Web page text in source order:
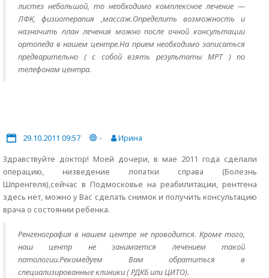
листез небольшой, то необходимо комплексное лечение —
ЛФК, физиотерапия ,массаж.Определить возможность и
назначить план лечения можно после очной консультации
ортопеда в нашем центре.На прием необходимо записаться
предварительно ( с собой взять результаты МРТ ) по
телефонам центра.
29.10.2011 09:57 -
Ирина
Здравствуйте доктор! Моей дочери, в мае 2011 года сделали
операцию, низведение лопатки справа (Болезнь
Шпренгеля),сейчас в Подмосковье на реабилитации, рентгена
здесь нет, можно у Вас сделать снимок и получить консультацию
врача о состоянии ребенка.
Ренгенография в нашем центре не проводится. Кроме того,
наш центр не занимается лечением такой
патологии.Рекомедуем Вам обратиться в
специализированные клиники ( РДКБ или ЦИТО).